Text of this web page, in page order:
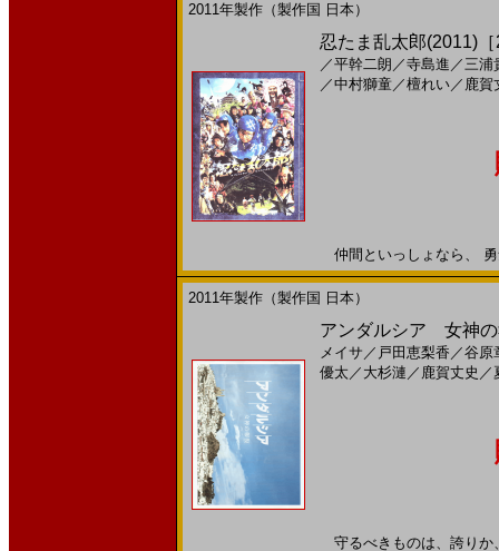
2011年製作（製作国 日本）
忍たま乱太郎(2011)
／平幹二朗 ／寺島進 ／三浦
／中村獅童／檀れい／ 鹿賀
仲間といっしょなら、
2011年製作（製作国 日本）
アンダルシア 女神の
メイサ ／ 戸田恵梨香 ／谷原
優太 ／ 大杉漣 ／ 鹿賀丈史 ／
守るべきものは、誇り